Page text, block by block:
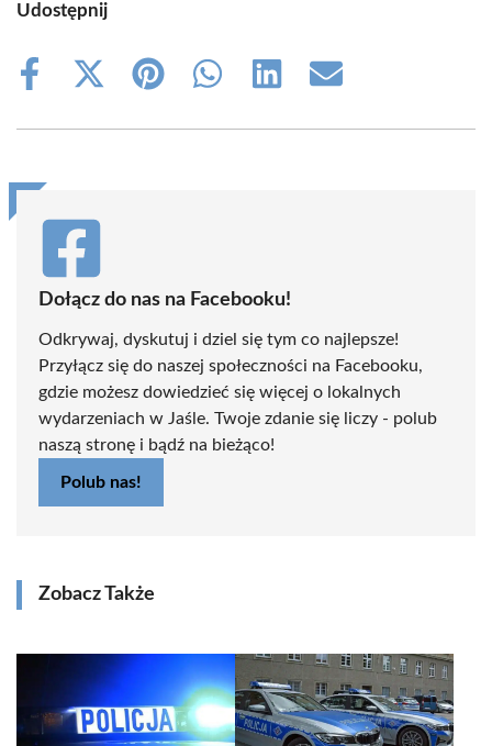
Udostępnij
Share
Share
(Twitter)
Share
Share
Share
Share
Dołącz do nas na Facebooku!
Odkrywaj, dyskutuj i dziel się tym co najlepsze!
Przyłącz się do naszej społeczności na Facebooku,
gdzie możesz dowiedzieć się więcej o lokalnych
wydarzeniach w Jaśle. Twoje zdanie się liczy - polub
naszą stronę i bądź na bieżąco!
Polub nas!
Zobacz Także